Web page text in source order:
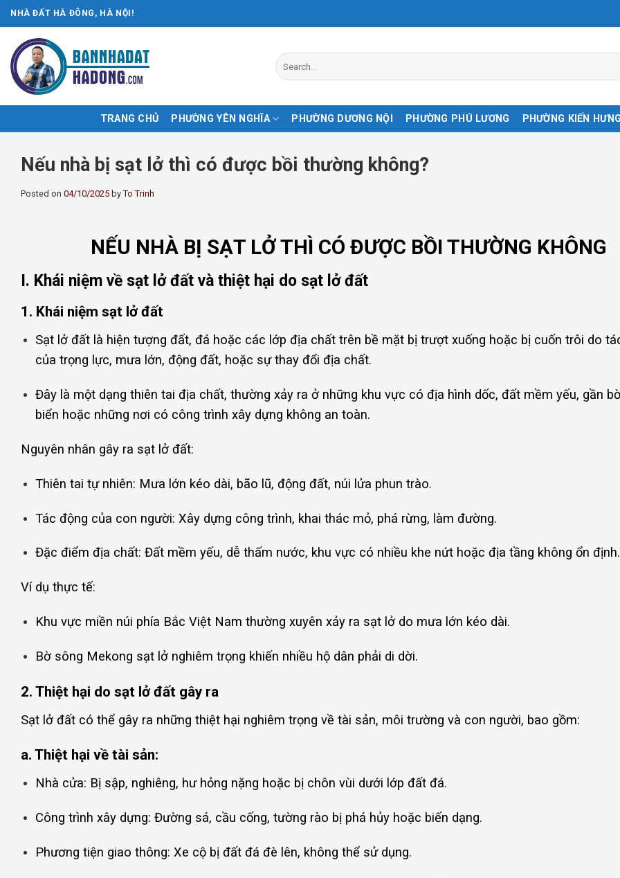
Skip
to
content
NHÀ ĐẤT HÀ ĐÔNG, HÀ NỘI!
TRANG CHỦ PHƯỜNG YÊN NGHĨA PHƯỜNG DƯƠNG NỘI PHƯỜNG PHÚ LƯƠNG PHƯỜNG KIẾN
Nếu nhà bị sạt lở thì có được bồi thường không?
Posted on 04/10/2025 by To Trinh
NẾU NHÀ BỊ SẠT LỞ THÌ CÓ ĐƯỢC BỒI THƯỜNG KHÔNG
I. Khái niệm về sạt lở đất và thiệt hại do sạt lở đất
1. Khái niệm sạt lở đất
Sạt lở đất là hiện tượng đất, đá hoặc các lớp địa chất trên bề mặt bị trượt xuống hoặc bị cuốn trôi do
của trọng lực, mưa lớn, động đất, hoặc sự thay đổi địa chất.
Đây là một dạng thiên tai địa chất, thường xảy ra ở những khu vực có địa hình dốc, đất mềm yếu, gần
biển hoặc những nơi có công trình xây dựng không an toàn.
Nguyên nhân gây ra sạt lở đất:
Thiên tai tự nhiên: Mưa lớn kéo dài, bão lũ, động đất, núi lửa phun trào.
Tác động của con người: Xây dựng công trình, khai thác mỏ, phá rừng, làm đường.
Đặc điểm địa chất: Đất mềm yếu, dễ thấm nước, khu vực có nhiều khe nứt hoặc địa tầng không ổn định.
Ví dụ thực tế:
Khu vực miền núi phía Bắc Việt Nam thường xuyên xảy ra sạt lở do mưa lớn kéo dài.
Bờ sông Mekong sạt lở nghiêm trọng khiến nhiều hộ dân phải di dời.
2. Thiệt hại do sạt lở đất gây ra
Sạt lở đất có thể gây ra những thiệt hại nghiêm trọng về tài sản, môi trường và con người, bao gồm:
a. Thiệt hại về tài sản:
Nhà cửa: Bị sập, nghiêng, hư hỏng nặng hoặc bị chôn vùi dưới lớp đất đá.
Công trình xây dựng: Đường sá, cầu cống, tường rào bị phá hủy hoặc biến dạng.
Phương tiện giao thông: Xe cộ bị đất đá đè lên, không thể sử dụng.